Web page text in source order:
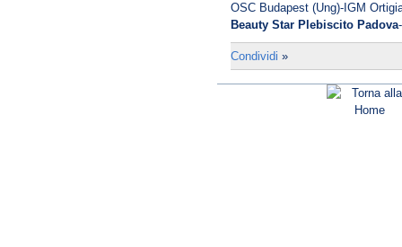
OSC Budapest (Ung)-IGM
Beauty Star Plebiscito Padova
Condividi »